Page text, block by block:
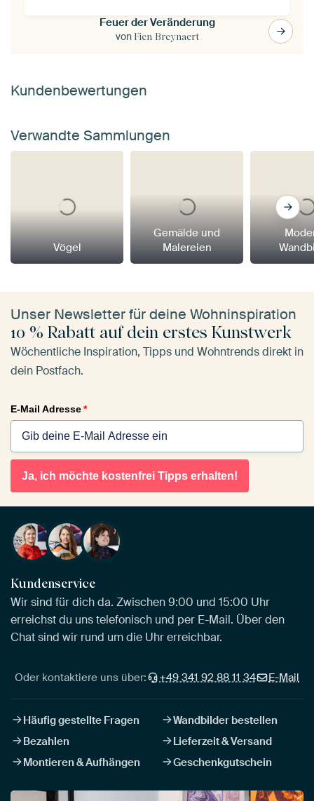
Feuer der Veränderung
von Fien Breynaert
Kundenbewertungen
Verwandte Sammlungen
Vögel
Gemälde und
Malereien
Unser Newsletter für deine Wohninspiration
10 % Rabatt auf dein erstes Kunstwerk
Wöchentliche Inspiration, Tipps und Wohntrends direkt in
dein Postfach.
E-Mail Adresse*
Ja, ich möchte kostenfrei Tipps erhalten!
Kundenservice
Wir sind für dich da. Zwischen 9:00 und 15:00 Uhr
erreichst du uns telefonisch und per E-Mail. Über den
Chat sind wir rund um die Uhr erreichbar.
Oder kontaktiere uns über: +49 341 92 88 11 34 E-Mail
Häufig gestellte Fragen
Wandbilder bestellen
Bezahlen
Lieferzeit & Versand
Montieren & Aufhängen
Geschenkgutschein